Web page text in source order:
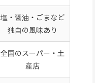
塩・醤油・ごまなど
独自の風味あり
全国のスーパー・土
産店